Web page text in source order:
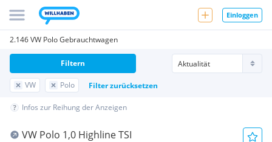
Einloggen
2.146 VW Polo Gebrauchtwagen
VW Polo Filter zurücksetzen
Filtern
Infos zur Reihung der Anzeigen
VW Polo 1,0 Highline TSI